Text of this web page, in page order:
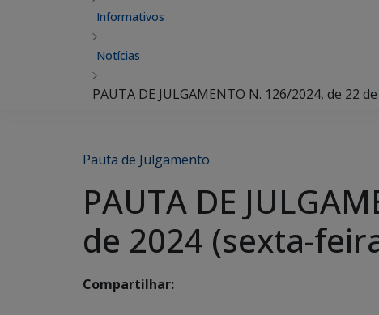
Informativos
Notícias
PAUTA DE JULGAMENTO N. 126/2024, de 22
Pauta de Julgamento
PAUTA DE
de 2024 (sexta-
Compartilhar: